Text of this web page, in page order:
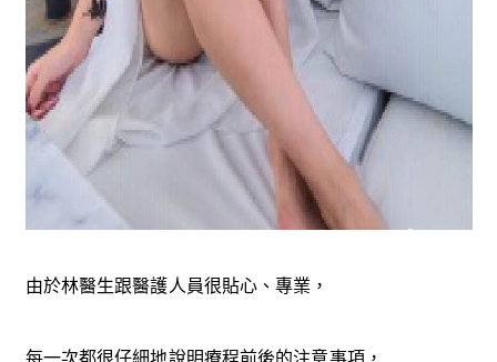
由於林醫生跟醫護人員很貼心、專業，
每一次都很仔細地說明療程前後的注意事項，